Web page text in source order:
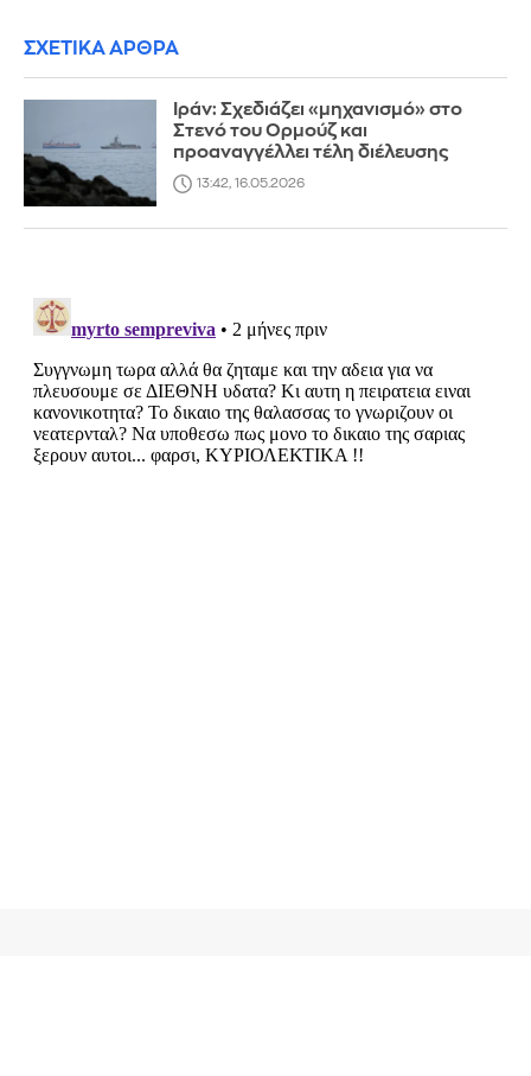
ΣΧΕΤΙΚΑ ΑΡΘΡΑ
Ιράν: Σχεδιάζει «μηχανισμό» στο
Στενό του Ορμούζ και
προαναγγέλλει τέλη διέλευσης
13:42, 16.05.2026